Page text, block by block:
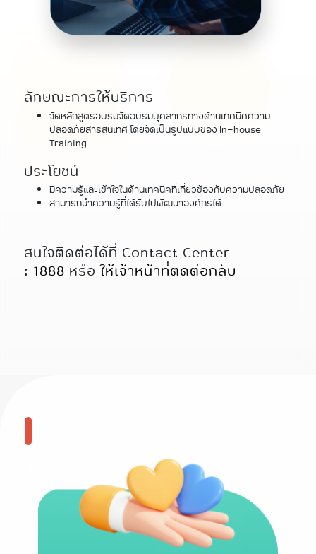
ลักษณะการให้บริการ
จัดหลักสูตรอบรมจัดอบรมบุคลากรทางด้านเทคนิคความ
ปลอดภัยสารสนเทศ โดยจัดเป็นรูปแบบของ In-house
Training
ประโยชน์
มีความรู้และเข้าใจในด้านเทคนิคที่เกี่ยวข้องกับความปลอดภัย
สามารถนำความรู้ที่ได้รับไปพัฒนาองค์กรได้
สนใจติดต่อได้ที่ Contact Center
: 1888 หรือให้เจ้าหน้าที่ติดต่อกลับ